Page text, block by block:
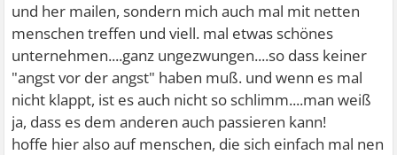
und her mailen, sondern mich auch mal mit netten
menschen treffen und viell. mal etwas schönes
unternehmen....ganz ungezwungen....so dass keiner
"angst vor der angst" haben muß. und wenn es mal
nicht klappt, ist es auch nicht so schlimm....man weiß
ja, dass es dem anderen auch passieren kann!
hoffe hier also auf menschen, die sich einfach mal nen